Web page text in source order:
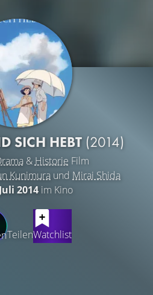
SICH HEBT (2014)
& Historie Film
Kunimura und Mirai Shida
2014im Kino
TeilenWatchlist